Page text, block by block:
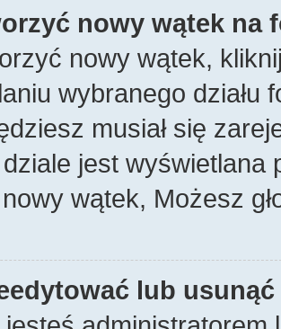
nowy wątek na
nowy wątek,
wybranego działu
musiał się
jest wyświetlana
wątek, Możesz
lub